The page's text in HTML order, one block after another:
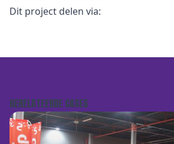
Dit project delen via:
GERELATEERDE CASES